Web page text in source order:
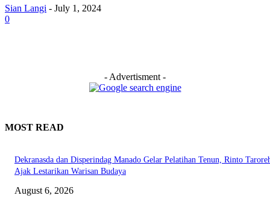
Sian Langi - July 1, 2024
0
- Advertisment -
MOST READ
Dekranasda dan Disperindag Manado Gelar Pelatihan Tenun, Rinto
Ajak Lestarikan Warisan Budaya
August 6, 2026